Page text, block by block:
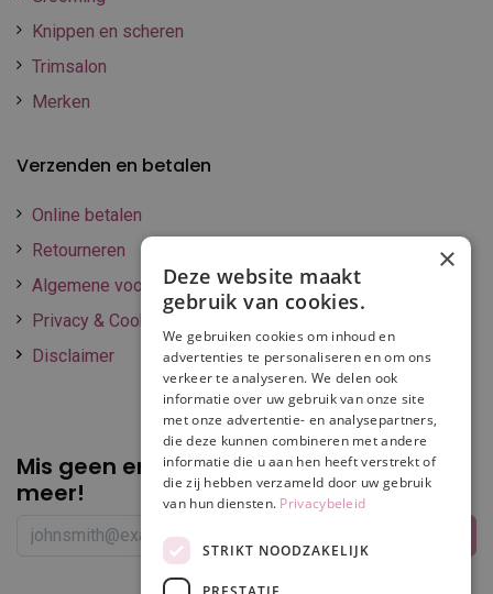
Knippen en scheren
Trimsalon
Merken
Verzenden en betalen
Online betalen
Retourneren
Algemene voorwaarden
Privacy & Cookie policy
Disclaimer
Mis geen enkelepromotie of korting
meer!
×
Deze website maakt
gebruik van cookies.
We gebruiken cookies om inhoud en
advertenties te personaliseren en om ons
verkeer te analyseren. We delen ook
informatie over uw gebruik van onze site
met onze advertentie- en analysepartners,
die deze kunnen combineren met andere
informatie die u aan hen heeft verstrekt of
die zij hebben verzameld door uw gebruik
van hun diensten. Privacybeleid
STRIKT NOODZAKELIJK